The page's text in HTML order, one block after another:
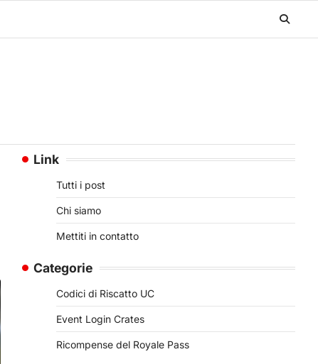
Link
Tutti i post
Chi siamo
Mettiti in contatto
Categorie
Codici di Riscatto UC
Event Login Crates
Ricompense del Royale Pass